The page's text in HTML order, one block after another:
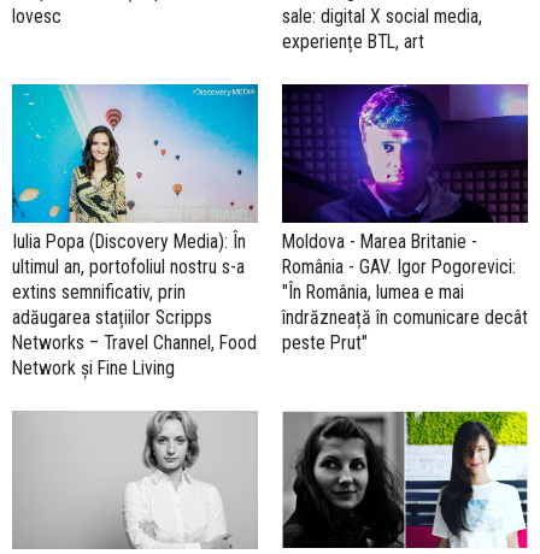
lovesc
sale: digital X social media,
experiențe BTL, art
Iulia Popa (Discovery Media): În
ultimul an, portofoliul nostru s-a
extins semnificativ, prin
adăugarea stațiilor Scripps
Networks – Travel Channel, Food
Network și Fine Living
Moldova - Marea Britanie -
România - GAV. Igor Pogorevici:
"În România, lumea e mai
îndrăzneață în comunicare decât
peste Prut"